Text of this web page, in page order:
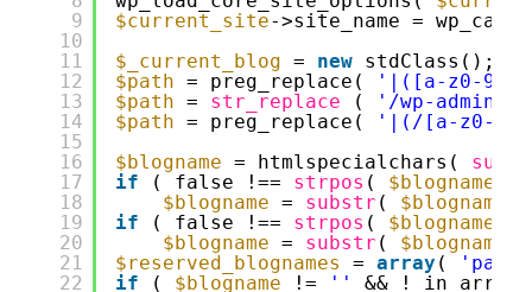
9
10
11
12
13
14
15
16
17
18
19
20
21
22
$current_site->site_name =
$_current_blog
= new stdClass();
$path
= preg_replace(
'|([a-z0-9-
$path
= str_replace ( '/wp-admin/'
$path
= preg_replace(
'|(/[a-z0-9-
$blogname
= htmlspecialchars(
if
( false !== strpos ( $blogname
$blogname
= substr ( $blogname
if
( false !== strpos ( $blogname
$blogname
= substr ( $blogname
$reserved_blognames
= array ( 'page'
if
( $blogname != ''
&& !